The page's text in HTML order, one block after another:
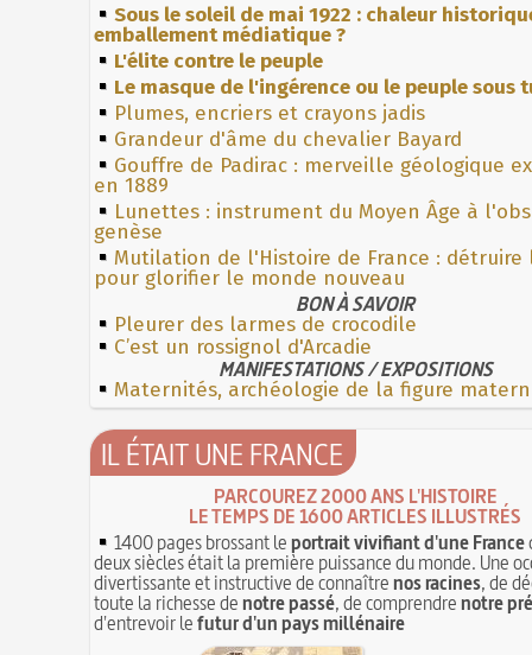
Sous le soleil de mai 1922 : chaleur
emballement médiatique ?
L'élite contre le peuple
Le masque de l'ingérence ou le peuple sous
Plumes, encriers et crayons jadis
Grandeur d'âme du chevalier Bayard
Gouffre de Padirac : merveille géologique
en 1889
Lunettes : instrument du Moyen Âge à
genèse
Mutilation de l'Histoire de France : détruire
pour glorifier le monde nouveau
BON À SAVOIR
Pleurer des larmes de crocodile
C’est un rossignol d'Arcadie
MANIFESTATIONS / EXPOSITIONS
Maternités, archéologie de la figure
IL ÉTAIT UNE FRANCE
PARCOUREZ 2000 ANS L'HISTOIRE
LE TEMPS DE 1600 ARTICLES ILLUSTRÉS
1400 pages brossant leportrait vivifiant d'une France
deux siècles était la première puissance du monde. Une
divertissante et instructive de connaîtrenos racines, de
toute la richesse denotre passé, de comprendrenotre
d'entrevoir lefutur d'un pays millénaire